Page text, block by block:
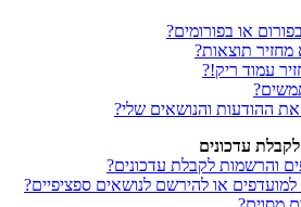
או בפורומים?
תוצאות?
עמוד ריק!?
את ההודעות והנושאים שלי?
עדכונים
והרשמות לקבלת עדכונים?
למועדפים או להירשם לנושאים ספציפיים?